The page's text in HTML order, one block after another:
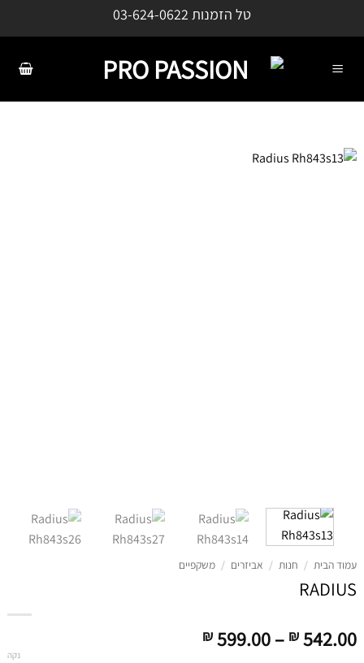
טל הזמנות 03-624-0622
עמוד הבית / חנות / אביזרים / משקפיים
RADIUS
₪ 542.00
–
₪ 599.00 דילוג
נקה